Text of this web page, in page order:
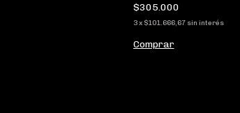
$305.000
3 x $101.666,67 sin interés
Comprar